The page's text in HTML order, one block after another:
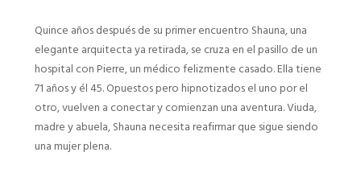
Quince años después de su primer encuentro Shauna, una
elegante arquitecta ya retirada, se cruza en el pasillo de un
hospital con Pierre, un médico felizmente casado. Ella tiene
71 años y él 45. Opuestos pero hipnotizados el uno por el
otro, vuelven a conectar y comienzan una aventura. Viuda,
madre y abuela, Shauna necesita reafirmar que sigue siendo
una mujer plena.